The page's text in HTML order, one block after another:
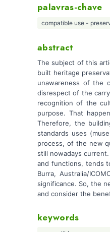
palavras-chave
compatible use -
abstract
The subject of this
built heritage
unawareness of the
disrespect of the
recognition of the
purpose. That
Therefore, the
standards uses
process, of the new
still nowadays
and functions, tends
Burra, Australia/
significance. So, the
and consider the
keywords